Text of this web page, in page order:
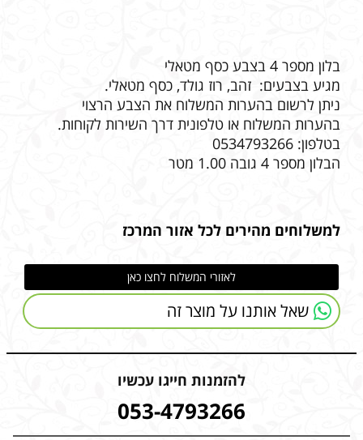
בלון מספר 4 בצבע כסף מטאלי
מגיע בצבעים: זהב, רוז גולד, כסף מטאלי.
ניתן לרשום בהערות המשלוח את הצבע הרצוי
בהערות המשלוח או טלפונית דרך השירות לקוחות.
בטלפון: 0534793266
הבלון מספר 4 גובה 1.00 מטר
למשלוחים מהירים לכל אזור המרכז
לאזורי המשלוח לחצו כאן
שאל אותנו על מוצר זה
להזמנות חייגו עכשיו
053-4793266